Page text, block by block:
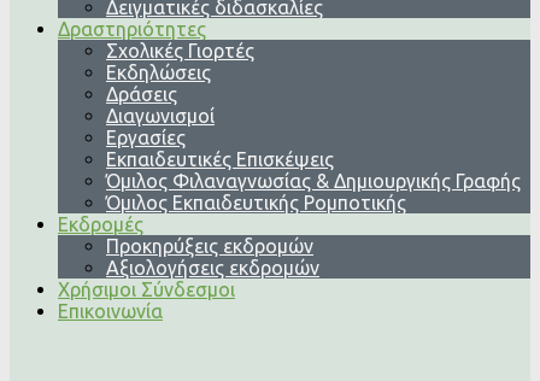
Δειγματικές διδασκαλίες
Δραστηριότητες
Σχολικές Γιορτές
Εκδηλώσεις
Δράσεις
Διαγωνισμοί
Εργασίες
Εκπαιδευτικές Επισκέψεις
Όμιλος Φιλαναγνωσίας & Δημιουργικής Γραφής
Όμιλος Εκπαιδευτικής Ρομποτικής
Εκδρομές
Προκηρύξεις εκδρομών
Αξιολογήσεις εκδρομών
Χρήσιμοι Σύνδεσμοι
Επικοινωνία